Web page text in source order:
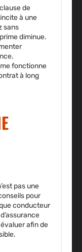
de
à une
sans
diminue.
fonctionne
à long
pas une
pour
conducteur
afin de